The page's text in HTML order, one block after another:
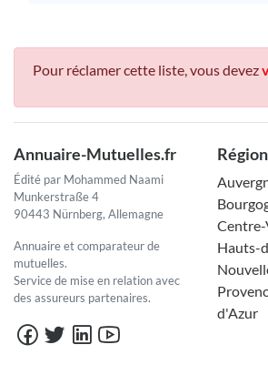
Pour réclamer cette liste, vous devez
Annuaire-Mutuelles.fr
Édité par Mohammed Naami
Munkerstraße 4
90443 Nürnberg, Allemagne
Annuaire et comparateur de
mutuelles.
Service de mise en relation avec
des assureurs partenaires.
Centre-
Hauts-
d'Azur